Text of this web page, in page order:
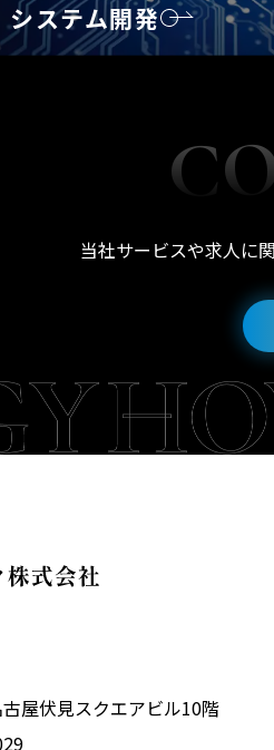
システム開発
当社サービスや求人に
屋伏見スクエアビル10階